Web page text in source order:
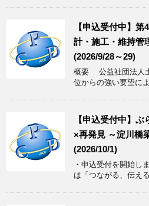
【申込受付中】
計・施工・維持管
(2026/9/28～29)
概要 公益社団法人
位からの強い要望に
【申込受付中】
×再発見 ～淀川橋
(2026/10/1)
・申込受付を開始
は「つながる、伝える